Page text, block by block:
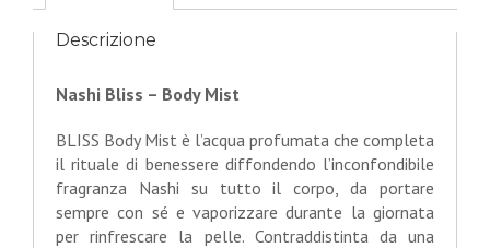
Descrizione
Nashi Bliss – Body Mist
BLISS Body Mist è l’acqua profumata che completa
il rituale di benessere diffondendo l’inconfondibile
fragranza Nashi su tutto il corpo, da portare
sempre con sé e vaporizzare durante la giornata
per rinfrescare la pelle. Contraddistinta da una